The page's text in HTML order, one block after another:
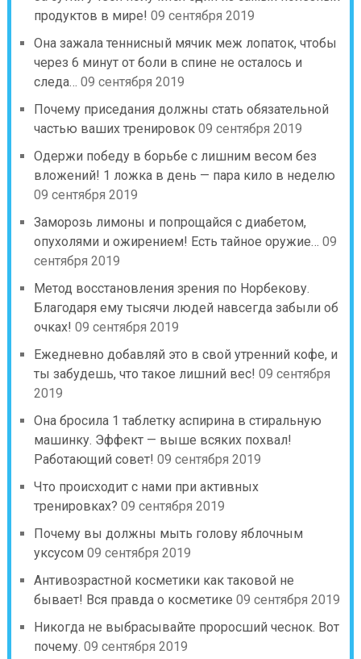
продуктов в мире! 09 сентября 2019
Она зажала теннисный мячик меж лопаток, чтобы
через 6 минут от боли в спине не осталось и
следа… 09 сентября 2019
Почему приседания должны стать обязательной
частью ваших тренировок 09 сентября 2019
Одержи победу в борьбе с лишним весом без
вложений! 1 ложка в день — пара кило в неделю
09 сентября 2019
Заморозь лимоны и попрощайся с диабетом,
опухолями и ожирением! Есть тайное оружие… 09
сентября 2019
Метод восстановления зрения по Норбекову.
Благодаря ему тысячи людей навсегда забыли об
очках! 09 сентября 2019
Ежедневно добавляй это в свой утренний кофе, и
ты забудешь, что такое лишний вес! 09 сентября
2019
Она бросила 1 таблетку аспирина в стиральную
машинку. Эффект — выше всяких похвал!
Работающий совет! 09 сентября 2019
Что происходит с нами при активных
тренировках? 09 сентября 2019
Почему вы должны мыть голову яблочным
уксусом 09 сентября 2019
Антивозрастной косметики как таковой не
бывает! Вся правда о косметике 09 сентября 2019
Никогда не выбрасывайте проросший чеснок. Вот
почему. 09 сентября 2019